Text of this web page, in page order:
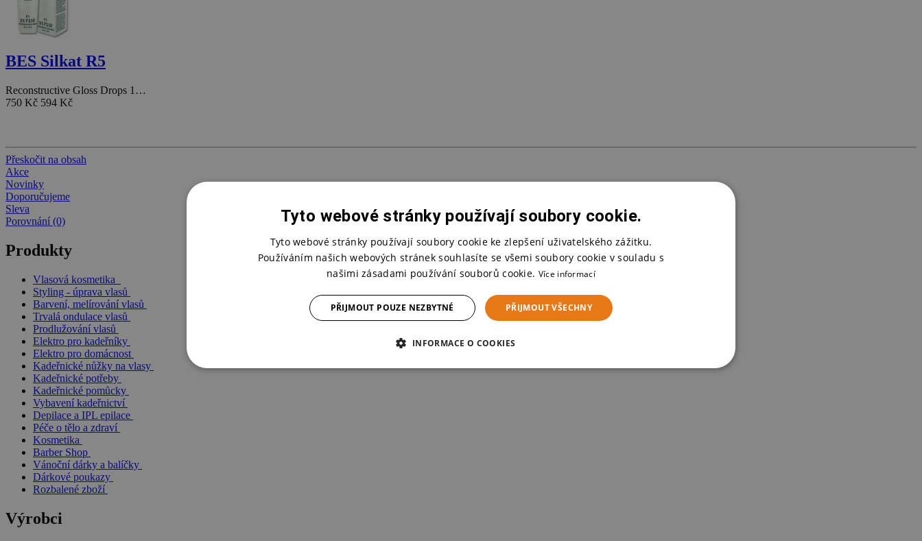
BES Silkat R5
Reconstructive Gloss Drops 1…
750 Kč 594 Kč
Přeskočit na obsah
Akce
Novinky
Doporučujeme
Sleva
Porovnání (0)
Produkty
Vlasová kosmetika
Styling - úprava vlasů
Barvení, melírování vlasů
Trvalá ondulace vlasů
Prodlužování vlasů
Elektro pro kadeřníky
Elektro pro domácnost
Kadeřnické nůžky na vlasy
Kadeřnické potřeby
Kadeřnické pomůcky
Vybavení kadeřnictví
Depilace a IPL epilace
Péče o tělo a zdraví
Kosmetika
Barber Shop
Vánoční dárky a balíčky
Dárkové poukazy
Rozbalené zboží
Výrobci
Tyto webové stránky používají soubory cookie.
Tyto webové stránky používají soubory cookie ke zlepšení uživatelského zážitku.
Používáním našich webových stránek souhlasíte se všemi soubory cookie v souladu s
našimi zásadami používání souborů cookie. Více informací
PŘIJMOUT VŠECHNY
PŘIJMOUT POUZE NEZBYTNÉ
INFORMACE O COOKIES